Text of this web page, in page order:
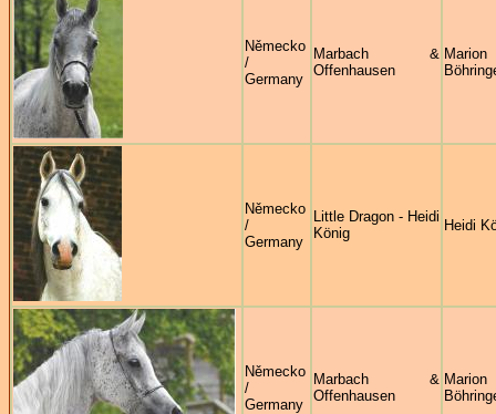
Německo
/
Germany
Marbach &
Offenhausen
Marion
Německo
/
Germany
Little Dragon - Heidi
König
Heidi
Německo
/
Germany
Marbach &
Offenhausen
Marion